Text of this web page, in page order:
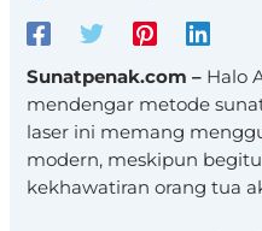
Sunatpenak.com – Halo
mendengar metode
laser ini memang
modern, meskipun
kekhawatiran orang tua